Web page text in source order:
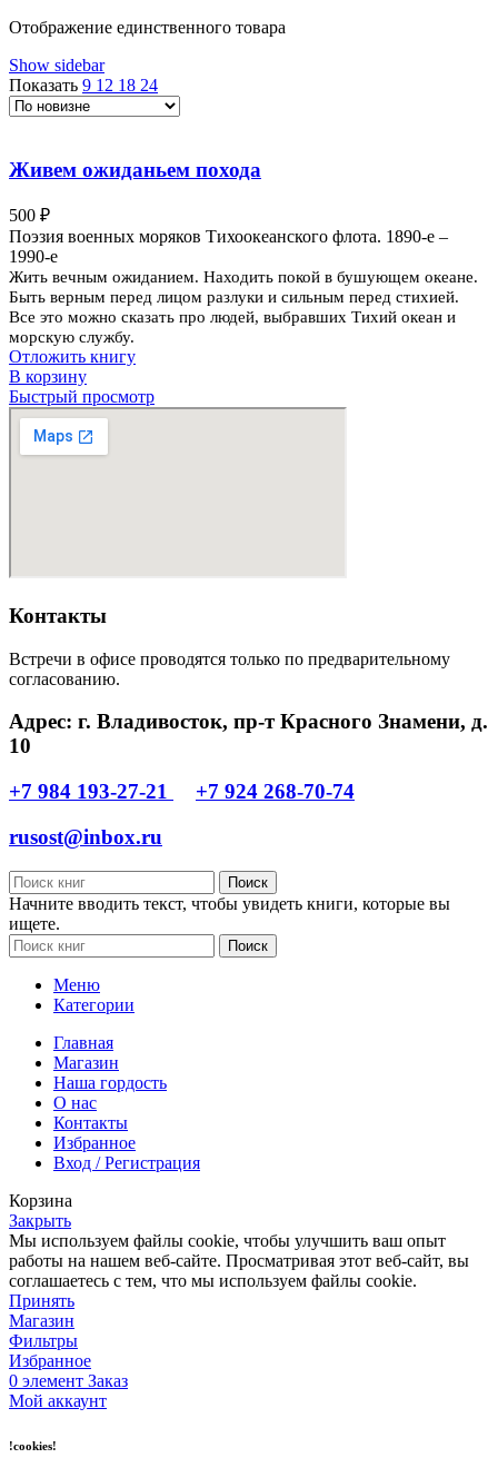
Отображение единственного товара
Show sidebar
Показать 9 12 18 24
Живем ожиданьем похода
500 ₽
Поэзия военных моряков Тихоокеанского флота. 1890-е –
1990-е
Жить вечным ожиданием. Находить покой в бушующем океане.
Быть верным перед лицом разлуки и сильным перед стихией.
Все это можно сказать про людей, выбравших Тихий океан и
морскую службу.
Отложить книгу
В корзину
Быстрый просмотр
Контакты
Встречи в офисе проводятся только по предварительному
согласованию.
Адрес: г. Владивосток, пр-т Красного Знамени, д.
10
+7 984 193-27-21
+7 924 268-70-74
rusost@inbox.ru
Поиск
Начните вводить текст, чтобы увидеть книги, которые вы
ищете.
Поиск
Меню
Категории
Главная
Магазин
Наша гордость
О нас
Контакты
Избранное
Вход / Регистрация
Корзина
Закрыть
Мы используем файлы cookie, чтобы улучшить ваш опыт
работы на нашем веб-сайте. Просматривая этот веб-сайт, вы
соглашаетесь с тем, что мы используем файлы cookie.
Принять
Магазин
Фильтры
Избранное
0 элемент Заказ
Мой аккаунт
!cookies!